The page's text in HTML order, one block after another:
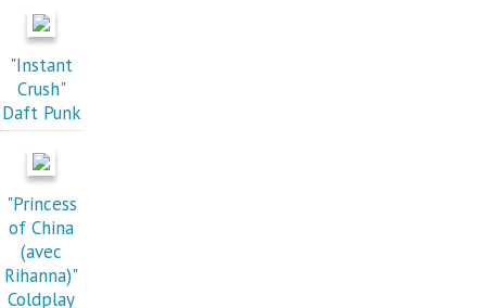
"Instant
Crush"
Daft Punk
"Princess
of China
(avec
Rihanna)"
Coldplay